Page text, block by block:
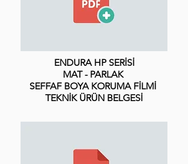
ENDURA HP SERİSİ
MAT - PARLAK
SEFFAF BOYA KORUMA FİLMİ
TEKNİK ÜRÜN BELGESİ